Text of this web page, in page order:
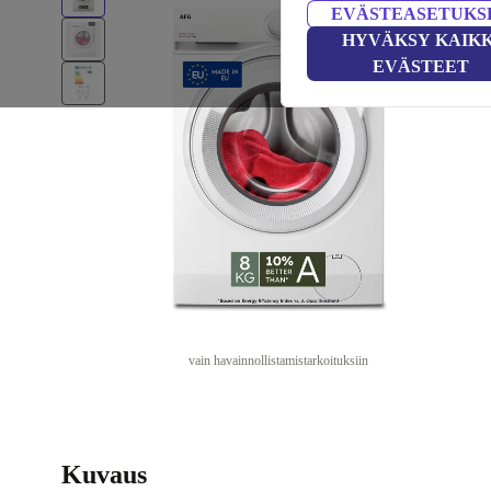
HYVÄKSY
EVÄSTEET
vain havainnollistamistarkoituksiin
Kuvaus